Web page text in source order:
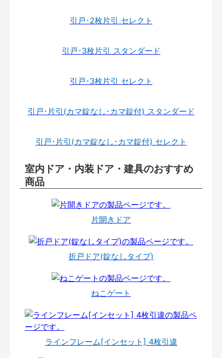
引戸･2枚片引 セレクト
引戸･3枚片引 スタンダード
引戸･3枚片引 セレクト
引戸･片引(カマ錠なし･カマ錠付) スタンダード
引戸･片引(カマ錠なし･カマ錠付) セレクト
室内ドア・内装ドア・建具のおすすめ
商品
片開きドア
折戸ドア(錠なしタイプ)
ねこゲート
ラインフレーム[インセット] 4枚引違